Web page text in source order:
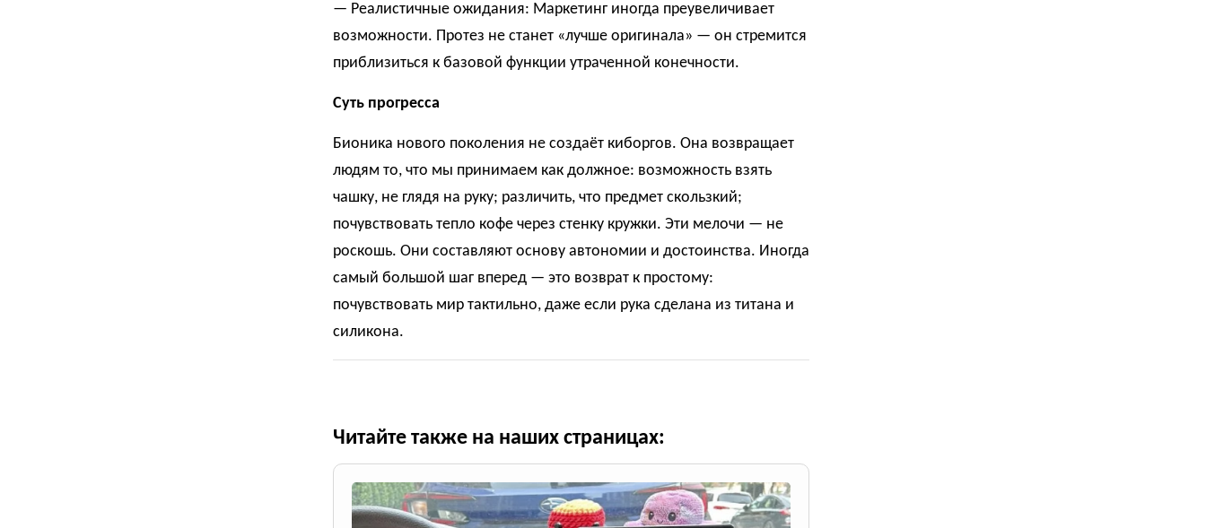
— Реалистичные ожидания: Маркетинг иногда преувеличивает
возможности. Протез не станет «лучше оригинала» — он стремится
приблизиться к базовой функции утраченной конечности.
Суть прогресса
Бионика нового поколения не создаёт киборгов. Она возвращает
людям то, что мы принимаем как должное: возможность взять
чашку, не глядя на руку; различить, что предмет скользкий;
почувствовать тепло кофе через стенку кружки. Эти мелочи — не
роскошь. Они составляют основу автономии и достоинства. Иногда
самый большой шаг вперед — это возврат к простому:
почувствовать мир тактильно, даже если рука сделана из титана и
силикона.
Читайте также на наших страницах: